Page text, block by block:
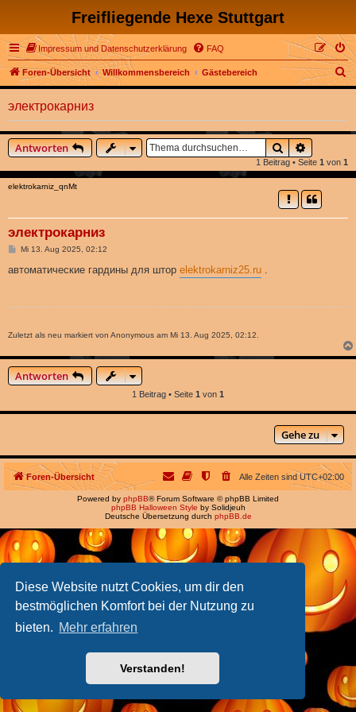
Diese Website nutzt Cookies, um dir den
bestmöglichen Komfort bei der Nutzung zu
bieten. Mehr erfahren
Verstanden!
Freifliegende Hexe Stuttgart
Impressum und Datenschutzerklärung FAQ
Foren-Übersicht Willkommensbereich Gästebereich
S
u
электрокарниз
Antworten Suche
1 Beitrag • Seite 1 von 1
elektrokarniz_qnMt
электрокарниз
B
i
g
Mi 13. Aug 2025, 02:12
автоматические гардины для штор elektrokarniz25.ru .
Zuletzt als neu markiert von Anonymous am Mi 13. Aug 2025, 02:12.
Antworten
1 Beitrag • Seite 1 von 1
Gehe zu
Foren-Übersicht Alle Zeiten sindUTC+02:00
Powered by phpBB® Forum Software © phpBB Limited
phpBB Halloween Style by Solidjeuh
Deutsche Übersetzung durch phpBB.de